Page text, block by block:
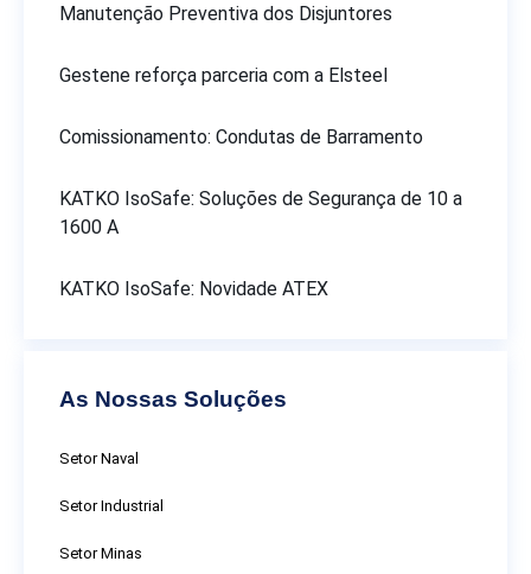
Manutenção Preventiva dos Disjuntores
Gestene reforça parceria com a Elsteel
Comissionamento: Condutas de Barramento
KATKO IsoSafe: Soluções de Segurança de 10 a
1600 A
KATKO IsoSafe: Novidade ATEX
As Nossas Soluções
Setor Naval
Setor Industrial
Setor Minas